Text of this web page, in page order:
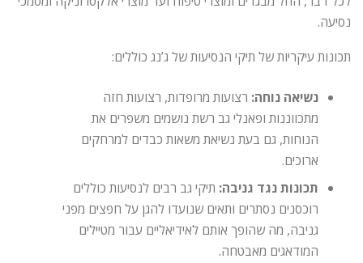
נסיעה.
תכונות עיקריות של תיקי הנסיעות של ג’נג כוללים:
נשיאה נוחה: רצועות מרופדות, רצועות חזה
מתכווננות ופאנלי גב רשת נושמים משפרים את
הנוחות, גם בעת נשיאת משאות כבדים למרחקים
ארוכים.
תכונות נגד גניבה: תיקי גב רבים לנסיעות כוללים
רוכסנים נסתרים ותאים שנועדו להגן על חפצים מפני
גניבה, מה שהופך אותם לאידיאליים עבור מטיילים
המודאגים מאבטחה.